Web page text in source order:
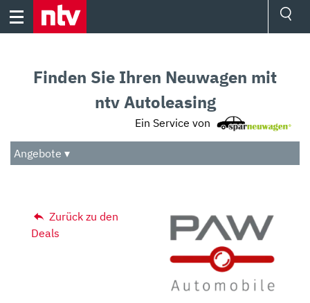
Skip
Audio
Das Beste
Finden Sie Ihren Neuwagen mit
ntv Autoleasing
Ein Service von
Angebote ▾
Zurück zu den
Deals